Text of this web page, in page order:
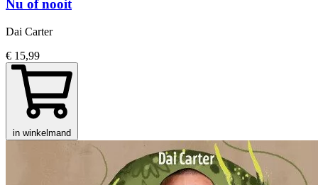
Nu of nooit
Dai Carter
€ 15,99
in winkelmand